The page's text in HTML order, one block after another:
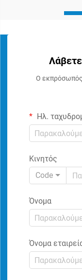
Ο εκπρόσωπός
Ηλ.
Κινητός
Code
Όνομα
Όνομα